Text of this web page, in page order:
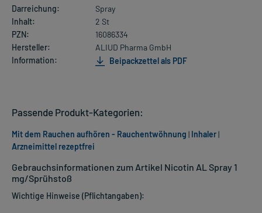
Darreichung:
Spray
Inhalt:
2 St
PZN:
16086334
Hersteller:
ALIUD Pharma GmbH
Information:
Beipackzettel als PDF
Gebrauchsinformationen zum Artikel Nicotin AL Spray 1
mg/Sprühstoß
Wichtige Hinweise (Pflichtangaben):
Passende Produkt-Kategorien:
Mit dem Rauchen aufhören - Rauchentwöhnung | Inhaler|
Arzneimittel rezeptfrei